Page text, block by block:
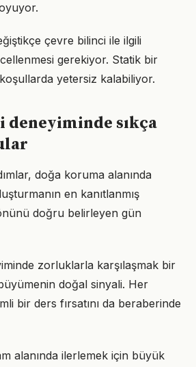
çevre bilinci ile ilgili
gerekiyor. Statik bir
yetersiz kalabiliyor.
deneyiminde sıkça
doğa koruma alanında
en kanıtlanmış
doğru belirleyen gün
zorluklarla karşılaşmak bir
büyümenin doğal sinyali. Her
bir ders fırsatını da beraberinde
alanında ilerlemek için büyük